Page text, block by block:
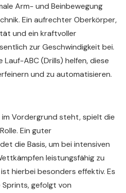
Arm- und Beinbewegung
Ein aufrechter Oberkörper,
und ein kraftvoller
zur Geschwindigkeit bei.
Lauf-ABC (Drills) helfen, diese
und zu automatisieren.
im Vordergrund steht, spielt die
Ein guter
die Basis, um bei intensiven
leistungsfähig zu
hierbei besonders effektiv. Es
gefolgt von